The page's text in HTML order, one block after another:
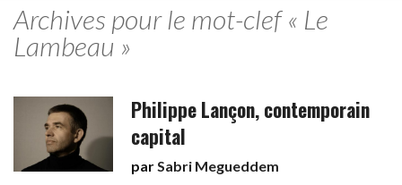
Archives pour le mot-clef « Le
Lambeau »
Philippe Lançon, contemporain
capital
parSabri Megueddem